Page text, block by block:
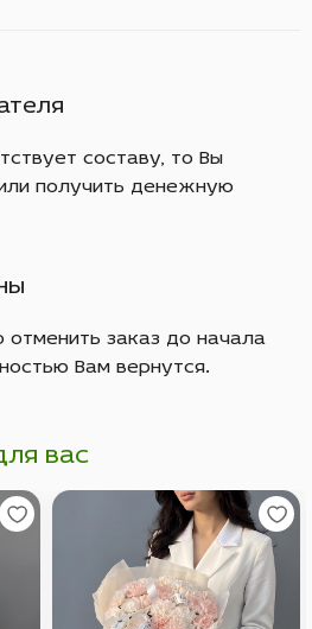
составу, то Вы
получить денежную
заказ до начала
Вам вернутся.
вас